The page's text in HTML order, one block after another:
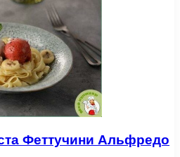
Феттучини Альфредо